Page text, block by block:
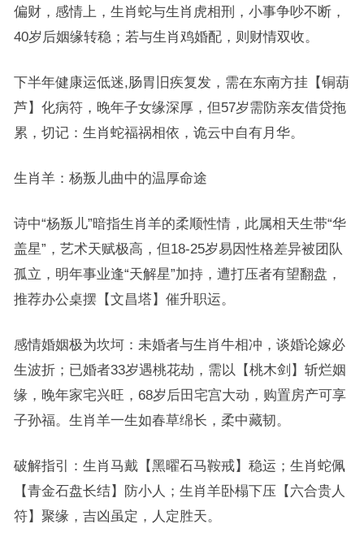
偏财，感情上，生肖蛇与生肖虎相刑，小事争吵不断，
40岁后姻缘转稳；若与生肖鸡婚配，则财情双收。
下半年健康运低迷,肠胃旧疾复发，需在东南方挂【铜葫
芦】化病符，晚年子女缘深厚，但57岁需防亲友借贷拖
累，切记：生肖蛇福祸相依，诡云中自有月华。
生肖羊：杨叛儿曲中的温厚命途
诗中“杨叛儿”暗指生肖羊的柔顺性情，此属相天生带“华
盖星”，艺术天赋极高，但18-25岁易因性格差异被团队
孤立，明年事业逢“天解星”加持，遭打压者有望翻盘，
推荐办公桌摆【文昌塔】催升职运。
感情婚姻极为坎坷：未婚者与生肖牛相冲，谈婚论嫁必
生波折；已婚者33岁遇桃花劫，需以【桃木剑】斩烂姻
缘，晚年家宅兴旺，68岁后田宅宫大动，购置房产可享
子孙福。生肖羊一生如春草绵长，柔中藏韧。
破解指引：生肖马戴【黑曜石马鞍戒】稳运；生肖蛇佩
【青金石盘长结】防小人；生肖羊卧榻下压【六合贵人
符】聚缘，吉凶虽定，人定胜天。